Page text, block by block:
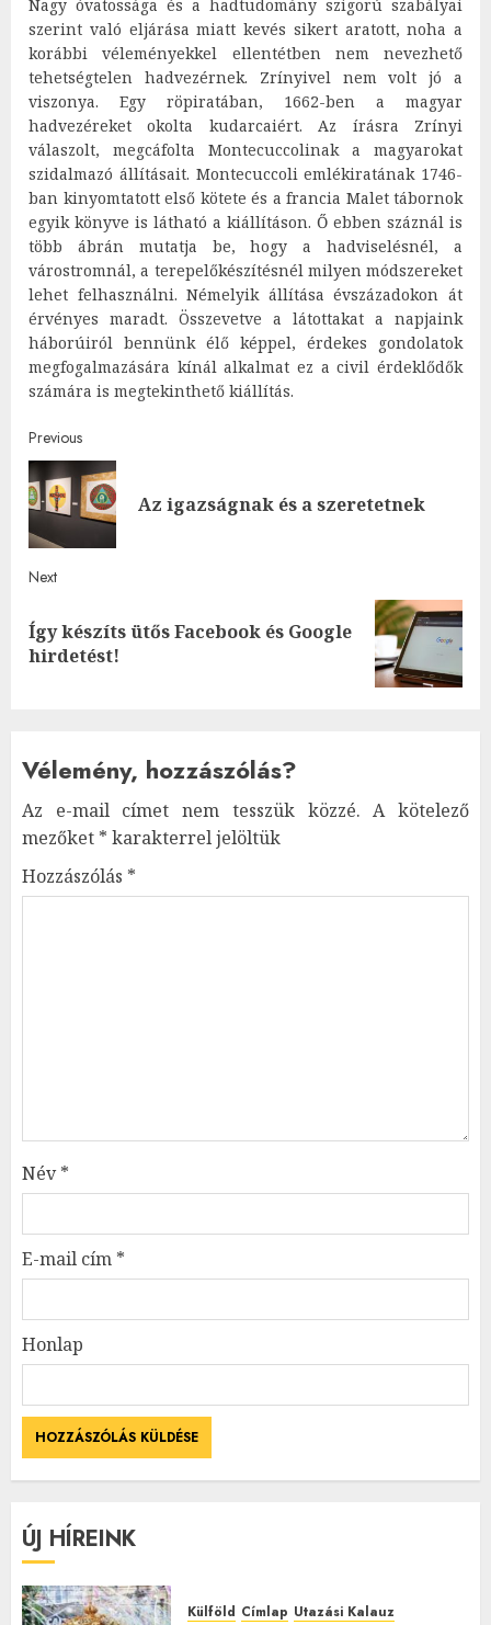
Nagy óvatossága és a hadtudomány szigorú szabályai
szerint való eljárása miatt kevés sikert aratott, noha a
korábbi véleményekkel ellentétben nem nevezhető
tehetségtelen hadvezérnek. Zrínyivel nem volt jó a
viszonya. Egy röpiratában, 1662-ben a magyar
hadvezéreket okolta kudarcaiért. Az írásra Zrínyi
válaszolt, megcáfolta Montecuccolinak a magyarokat
szidalmazó állításait. Montecuccoli emlékiratának 1746-
ban kinyomtatott első kötete és a francia Malet tábornok
egyik könyve is látható a kiállításon. Ő ebben száznál is
több ábrán mutatja be, hogy a hadviselésnél, a
várostromnál, a terepelőkészítésnél milyen módszereket
lehet felhasználni. Némelyik állítása évszázadokon át
érvényes maradt. Összevetve a látottakat a napjaink
háborúiról bennünk élő képpel, érdekes gondolatok
megfogalmazására kínál alkalmat ez a civil érdeklődők
számára is megtekinthető kiállítás.
Post
navigation
Previous
Az igazságnak és a szeretetnek
Next
Next
post:
Így készíts ütős Facebook és Google
hirdetést!
Vélemény, hozzászólás?
Az e-mail címet nem tesszük közzé. A kötelező
mezőket * karakterrel jelöltük
Hozzászólás *
Név*
E-mail cím *
Honlap
ÚJ HÍREINK
Külföld Címlap Utazási Kalauz